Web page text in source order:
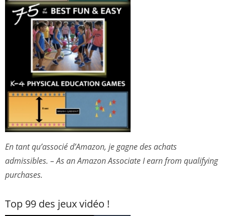
En tant qu’associé d’Amazon, je gagne des achats
admissibles. – As an Amazon Associate I earn from qualifying
purchases.
Top 99 des jeux vidéo !